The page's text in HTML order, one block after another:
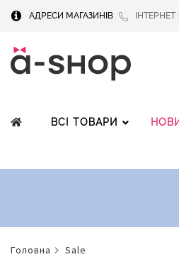
АДРЕСИ МАГАЗИНІВ ІНТЕРНЕТ -
ВСІ ТОВАРИ
головна sale